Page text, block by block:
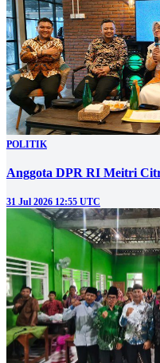
POLITIK
Anggota DPR RI Meitri
31 Jul 2026 12:55 UTC